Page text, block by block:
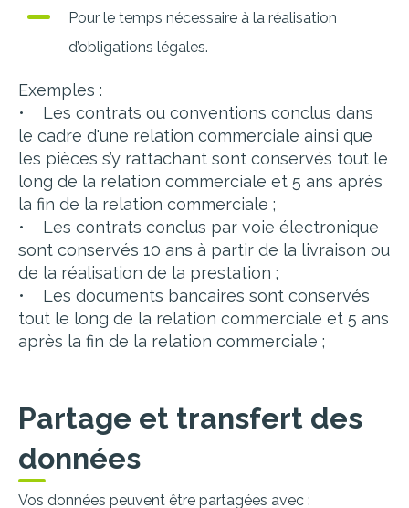
Pour le temps nécessaire à la réalisation
d’obligations légales.
Exemples :
• Les contrats ou conventions conclus dans
le cadre d'une relation commerciale ainsi que
les pièces s’y rattachant sont conservés tout le
long de la relation commerciale et 5 ans après
la fin de la relation commerciale ;
• Les contrats conclus par voie électronique
sont conservés 10 ans à partir de la livraison ou
de la réalisation de la prestation ;
• Les documents bancaires sont conservés
tout le long de la relation commerciale et 5 ans
après la fin de la relation commerciale ;
Partage et transfert des
données
Vos données peuvent être partagées avec :